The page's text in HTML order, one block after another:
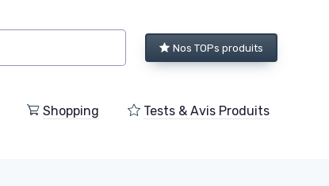
Nos TOPs produits
Shopping Tests & Avis Produits